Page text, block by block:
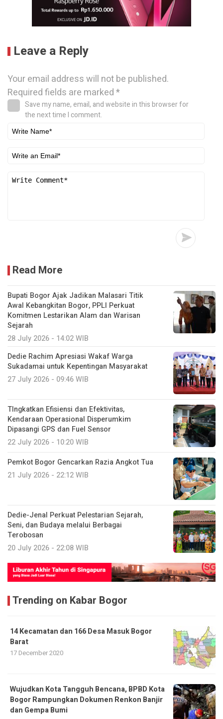
Leave a Reply
Your email address will not be published.
Required fields are marked*
Save my name, email, and website in this browser for
the next time I comment.
Read More
Bupati Bogor Ajak Jadikan Malasari Titik
Awal Kebangkitan Bogor, PPLI Perkuat
Komitmen Lestarikan Alam dan Warisan
Sejarah
28 July 2026 - 14:02 WIB
Dedie Rachim Apresiasi Wakaf Warga
Sukadamai untuk Kepentingan Masyarakat
27 July 2026 - 09:46 WIB
TIngkatkan Efisiensi dan Efektivitas,
Kendaraan Operasional Disperumkim
Dipasangi GPS dan Fuel Sensor
22 July 2026 - 10:20 WIB
Pemkot Bogor Gencarkan Razia Angkot Tua
21 July 2026 - 22:12 WIB
Dedie-Jenal Perkuat Pelestarian Sejarah,
Seni, dan Budaya melalui Berbagai
Terobosan
20 July 2026 - 22:08 WIB
Trending on Kabar Bogor
14 Kecamatan dan 166 Desa Masuk Bogor
Barat
17 December 2020
​Wujudkan Kota Tangguh Bencana, BPBD Kota
Bogor Rampungkan Dokumen Renkon Banjir
dan Gempa Bumi